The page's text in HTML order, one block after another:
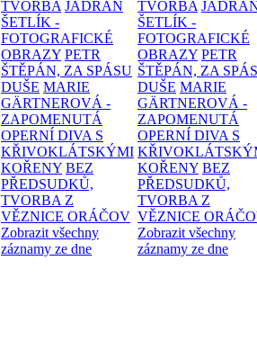
TVORBA JADRAN
ŠETLÍK -
FOTOGRAFICKÉ
OBRAZY PETR
ŠTĚPÁN, ZA SPÁSU
DUŠE MARIE
GÄRTNEROVÁ -
ZAPOMENUTÁ
OPERNÍ DIVA S
KŘIVOKLÁTSKÝMI
KOŘENY BEZ
PŘEDSUDKŮ,
TVORBA Z
VĚZNICE ORÁČOV
Zobrazit všechny
záznamy ze dne
TVORBA
ŠETLÍK -
FOTOGRAFICKÉ
OBRAZY PETR
ŠTĚPÁN, ZA
DUŠE MARIE
GÄRTNEROVÁ -
ZAPOMENUTÁ
OPERNÍ DIVA S
KOŘENY BEZ
PŘEDSUDKŮ,
TVORBA Z
VĚZNICE
Zobrazit všechny
záznamy ze dne